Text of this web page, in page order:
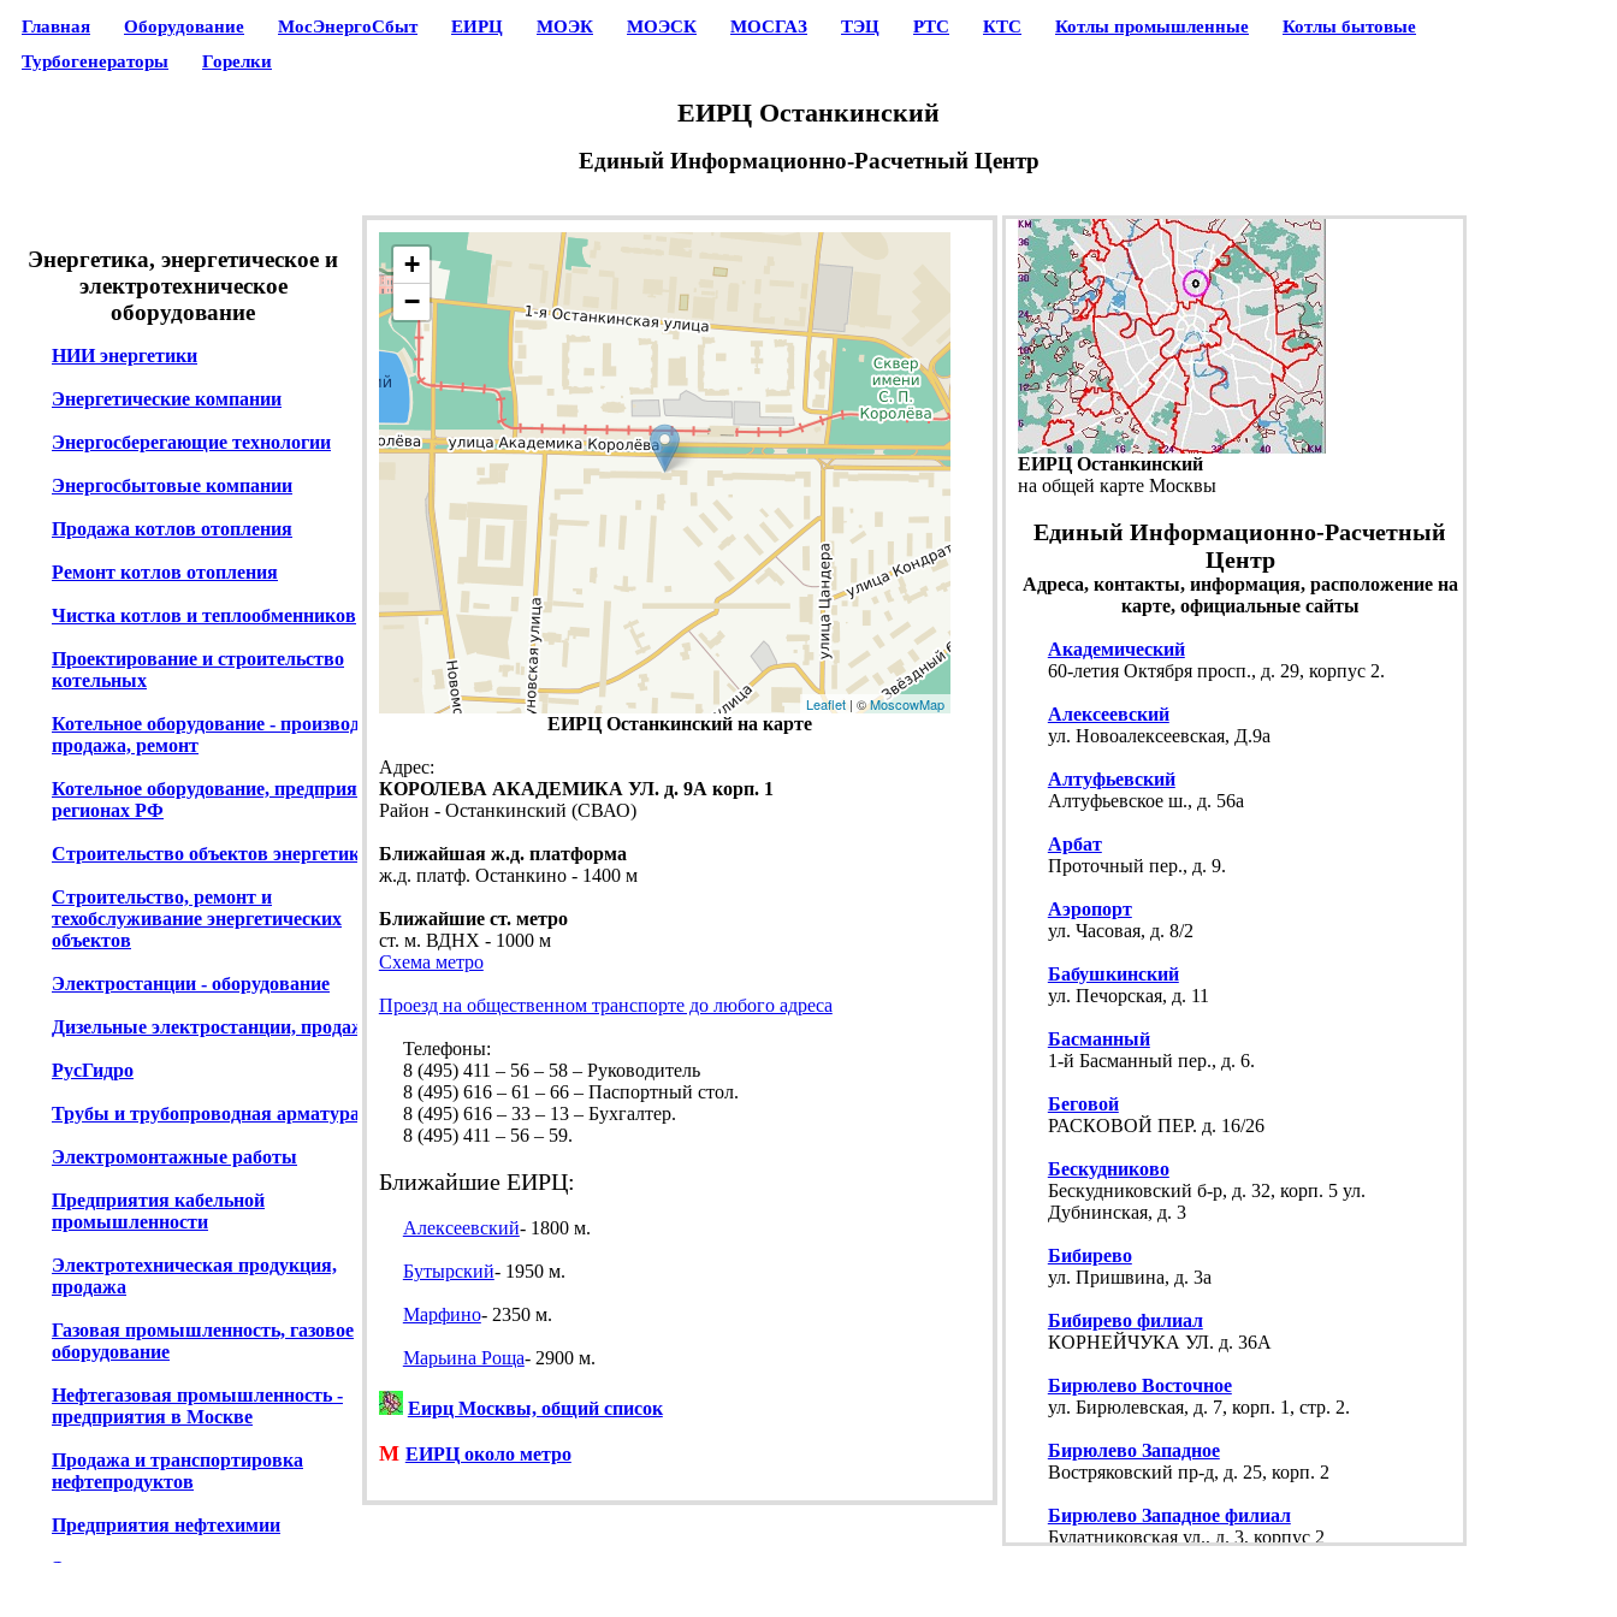
Главная Оборудование МосЭнергоСбыт ЕИРЦ МОЭК МОЭСК МОСГАЗ ТЭЦ РТС КТС Котлы промышленные
Котлы бытовые
Турбогенераторы
Горелки
ЕИРЦ Останкинский
Единый Информационно-Расчетный Центр
Энергетика, энергетическое и
электротехническое
оборудование
НИИ энергетики
Энергетические компании
Энергосберегающие технологии
Энергосбытовые компании
Продажа котлов отопления
Ремонт котлов отопления
Чистка котлов и теплообменников
Проектирование и строительство
котельных
Котельное оборудование - производство,
продажа, ремонт
Котельное оборудование, предприятия в
регионах РФ
Строительство объектов энергетики
Строительство, ремонт и
техобслуживание энергетических
объектов
Электростанции - оборудование
Дизельные электростанции, продажа
РусГидро
Трубы и трубопроводная арматура
Электромонтажные работы
Предприятия кабельной
промышленности
Электротехническая продукция,
продажа
Газовая промышленность, газовое
оборудование
Нефтегазовая промышленность -
предприятия в Москве
Продажа и транспортировка
нефтепродуктов
Предприятия нефтехимии
Энергоаудит
+
−
Leaflet| ©MoscowMap
ЕИРЦ Останкинский на карте
Адрес:
КОРОЛЕВА АКАДЕМИКА УЛ. д. 9А корп. 1
Район - Останкинский (СВАО)
Ближайшая ж.д. платформа
ж.д. платф. Останкино - 1400 м
Ближайшие ст. метро
ст. м. ВДНХ - 1000 м
Схема метро
Проезд на общественном транспорте до любого адреса
Телефоны:
8 (495) 411 – 56 – 58 – Руководитель
8 (495) 616 – 61 – 66 – Паспортный стол.
8 (495) 616 – 33 – 13 – Бухгалтер.
8 (495) 411 – 56 – 59.
Ближайшие ЕИРЦ:
Алексеевский- 1800 м.
Бутырский- 1950 м.
Марфино- 2350 м.
Марьина Роща- 2900 м.
Еирц Москвы, общий список
М ЕИРЦ около метро
ЕИРЦ Останкинский
на общей карте Москвы
Единый Информационно-Расчетный
Центр
Адреса, контакты, информация, расположение на
карте, официальные сайты
Академический
60-летия Октября просп., д. 29, корпус 2.
Алексеевский
ул. Новоалексеевская, Д.9а
Алтуфьевский
Алтуфьевское ш., д. 56а
Арбат
Проточный пер., д. 9.
Аэропорт
ул. Часовая, д. 8/2
Бабушкинский
ул. Печорская, д. 11
Басманный
1-й Басманный пер., д. 6.
Беговой
РАСКОВОЙ ПЕР. д. 16/26
Бескудниково
Бескудниковский б-р, д. 32, корп. 5 ул.
Дубнинская, д. 3
Бибирево
ул. Пришвина, д. 3а
Бибирево филиал
КОРНЕЙЧУКА УЛ. д. 36А
Бирюлево Восточное
ул. Бирюлевская, д. 7, корп. 1, стр. 2.
Бирюлево Западное
Востряковский пр-д, д. 25, корп. 2
Бирюлево Западное филиал
Булатниковская ул., д. 3, корпус 2